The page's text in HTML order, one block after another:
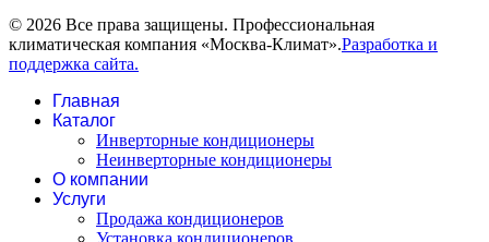
© 2026 Все права защищены. Профессиональная
климатическая компания «Москва-Климат».Разработка и
поддержка сайта.
Главная
Каталог
Инверторные кондиционеры
Неинверторные кондиционеры
О компании
Услуги
Продажа кондиционеров
Установка кондиционеров